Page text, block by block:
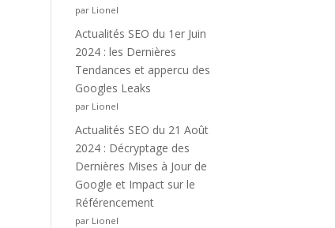
par Lionel
Actualités SEO du 1er Juin
2024 : les Dernières
Tendances et appercu des
Googles Leaks
par Lionel
Actualités SEO du 21 Août
2024 : Décryptage des
Dernières Mises à Jour de
Google et Impact sur le
Référencement
par Lionel